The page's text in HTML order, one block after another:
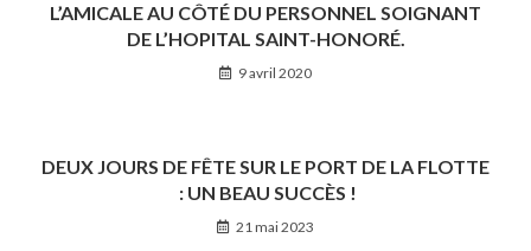
L’AMICALE AU CÔTÉ DU PERSONNEL SOIGNANT
DE L’HOPITAL SAINT-HONORÉ.
9 avril 2020
DEUX JOURS DE FÊTE SUR LE PORT DE LA FLOTTE
: UN BEAU SUCCÈS !
21 mai 2023